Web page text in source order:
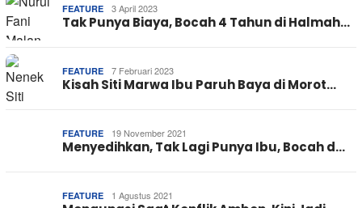
FEATURE 3 April 2023
Tak Punya Biaya, Bocah 4 Tahun di Halmah…
FEATURE 7 Februari 2023
Kisah Siti Marwa Ibu Paruh Baya di Morot…
FEATURE 19 November 2021
Menyedihkan, Tak Lagi Punya Ibu, Bocah d…
FEATURE 1 Agustus 2021